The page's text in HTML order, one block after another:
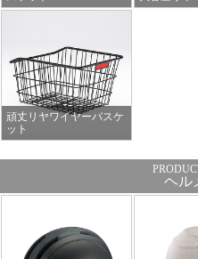
頑丈リヤワイヤーバスケ
ット
ヘル